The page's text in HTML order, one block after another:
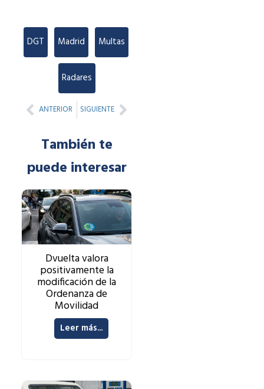
DGT Madrid Multas
Radares
Prev
ANTERIOR SIGUIENTENext
También te
puede interesar
Dvuelta valora
positivamente la
modificación de la
Ordenanza de
Movilidad
Leer más...